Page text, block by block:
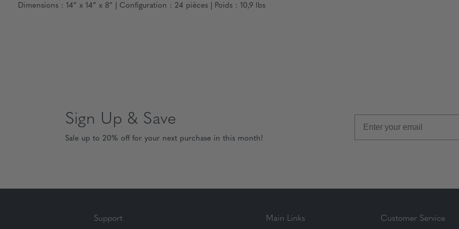
Dimensions : 14” x 14” x 8” | Configuration : 24 pièces | Poids : 10,9 lbs
Sign Up & Save
Sale up to 20% off for your next purchase in this month!
Support Main Links Customer Service